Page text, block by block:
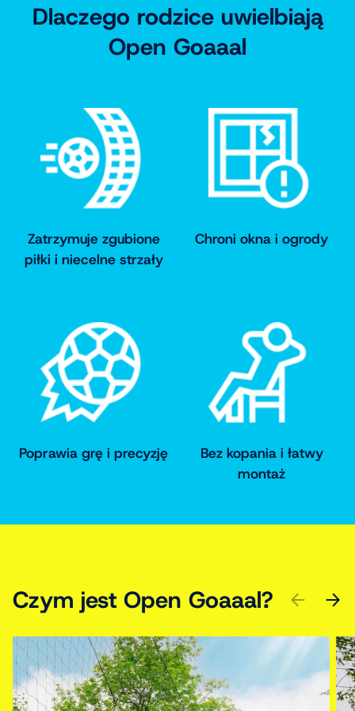
Dlaczego rodzice uwielbiają
Open Goaaal
Zatrzymuje zgubione
piłki i niecelne strzały
Chroni okna i ogrody
Poprawia grę i precyzję
Bez kopania i łatwy
montaż
Czym jest Open Goaaal? POPRZEDNI